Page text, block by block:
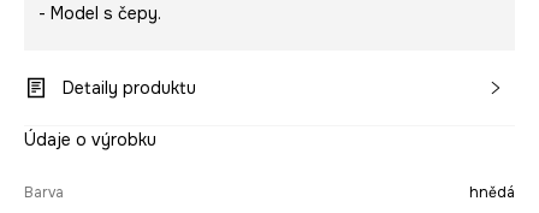
- Model s čepy.
Detaily produktu
Údaje o výrobku
Barva hnědá